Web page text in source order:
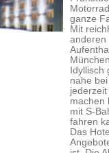
ganze
Mit
anderen
nahe
machen
mit S-
fahren
Das